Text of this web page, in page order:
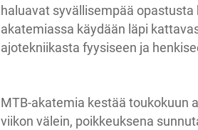
haluavat syvällisempää
akatemiassa käydään läpi
ajotekniikasta fyysiseen ja
MTB-akatemia kestää toukokuun
viikon välein, poikkeuksena